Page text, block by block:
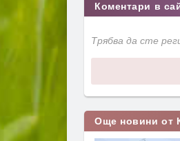
Коментари в
Трябва да сте
Още новини от